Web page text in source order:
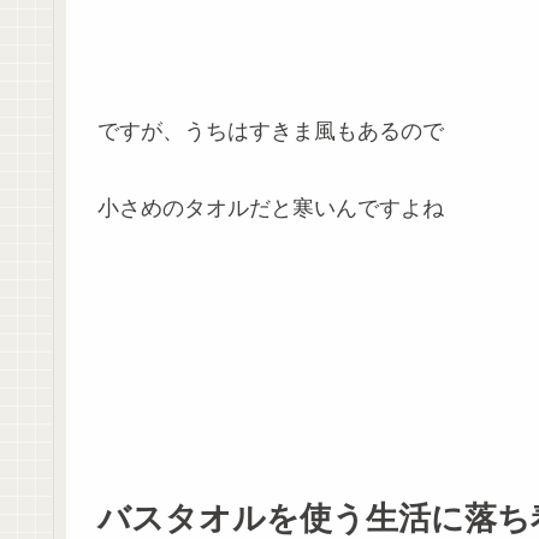
ですが、うちはすきま風もあるので
小さめのタオルだと寒いんですよね
バスタオルを使う生活に落